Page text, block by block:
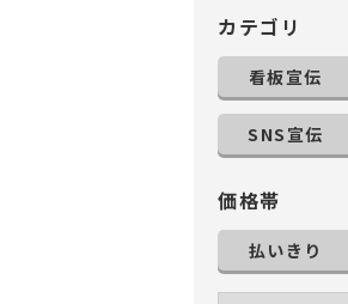
カテゴリ
看板宣伝
SNS宣伝
価格帯
払いきり